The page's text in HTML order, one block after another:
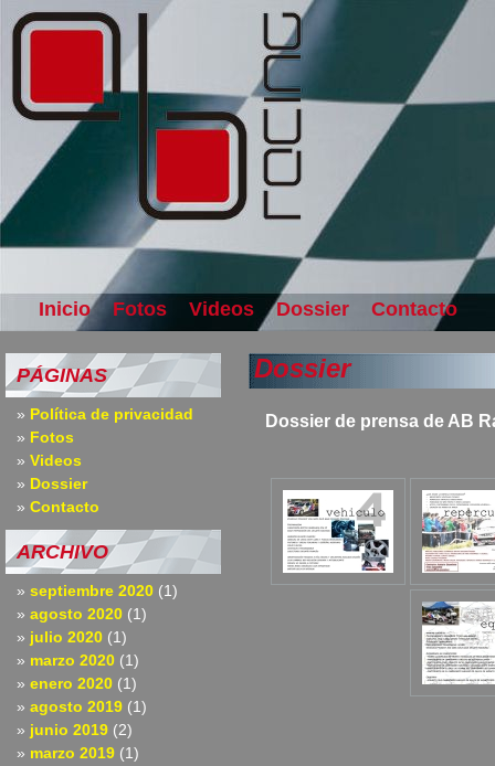
Inicio Fotos Videos Dossier Contacto
PÁGINAS
Política de privacidad
Fotos
Videos
Dossier
Contacto
ARCHIVO
septiembre 2020 (1)
agosto 2020 (1)
julio 2020 (1)
marzo 2020 (1)
enero 2020 (1)
agosto 2019 (1)
junio 2019 (2)
marzo 2019 (1)
Dossier
Dossier de prensa de AB